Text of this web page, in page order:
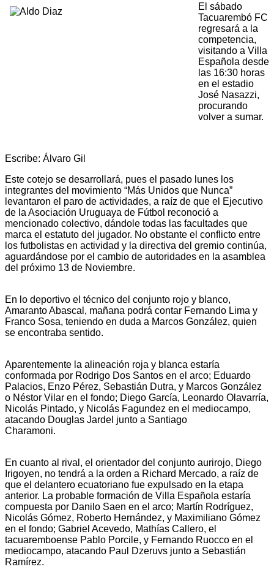
El sábado
Tacuarembó FC
regresará a la
competencia,
visitando a Villa
Española desde
las 16:30 horas
en el estadio
José Nasazzi,
procurando
volver a sumar.
Escribe: Álvaro Gil
Este cotejo se desarrollará, pues el pasado lunes los
integrantes del movimiento “Más Unidos que Nunca”
levantaron el paro de actividades, a raíz de que el Ejecutivo
de la Asociación Uruguaya de Fútbol reconoció a
mencionado colectivo, dándole todas las facultades que
marca el estatuto del jugador. No obstante el conflicto entre
los futbolistas en actividad y la directiva del gremio continúa,
aguardándose por el cambio de autoridades en la asamblea
del próximo 13 de Noviembre.
En lo deportivo el técnico del conjunto rojo y blanco,
Amaranto Abascal, mañana podrá contar Fernando Lima y
Franco Sosa, teniendo en duda a Marcos González, quien
se encontraba sentido.
Aparentemente la alineación roja y blanca estaría
conformada por Rodrigo Dos Santos en el arco; Eduardo
Palacios, Enzo Pérez, Sebastián Dutra, y Marcos González
o Néstor Vilar en el fondo; Diego García, Leonardo Olavarría,
Nicolás Pintado, y Nicolás Fagundez en el mediocampo,
atacando Douglas Jardel junto a Santiago
En cuanto al rival, el orientador del conjunto aurirojo, Diego
Irigoyen, no tendrá a la orden a Richard Mercado, a raíz de
que el delantero ecuatoriano fue expulsado en la etapa
anterior. La probable formación de Villa Española estaría
compuesta por Danilo Saen en el arco; Martín Rodríguez,
Nicolás Gómez, Roberto Hernández, y Maximiliano Gómez
en el fondo; Gabriel Acevedo, Mathías Callero, el
tacuaremboense Pablo Porcile, y Fernando Ruocco en el
mediocampo, atacando Paul Dzeruvs junto a Sebastián